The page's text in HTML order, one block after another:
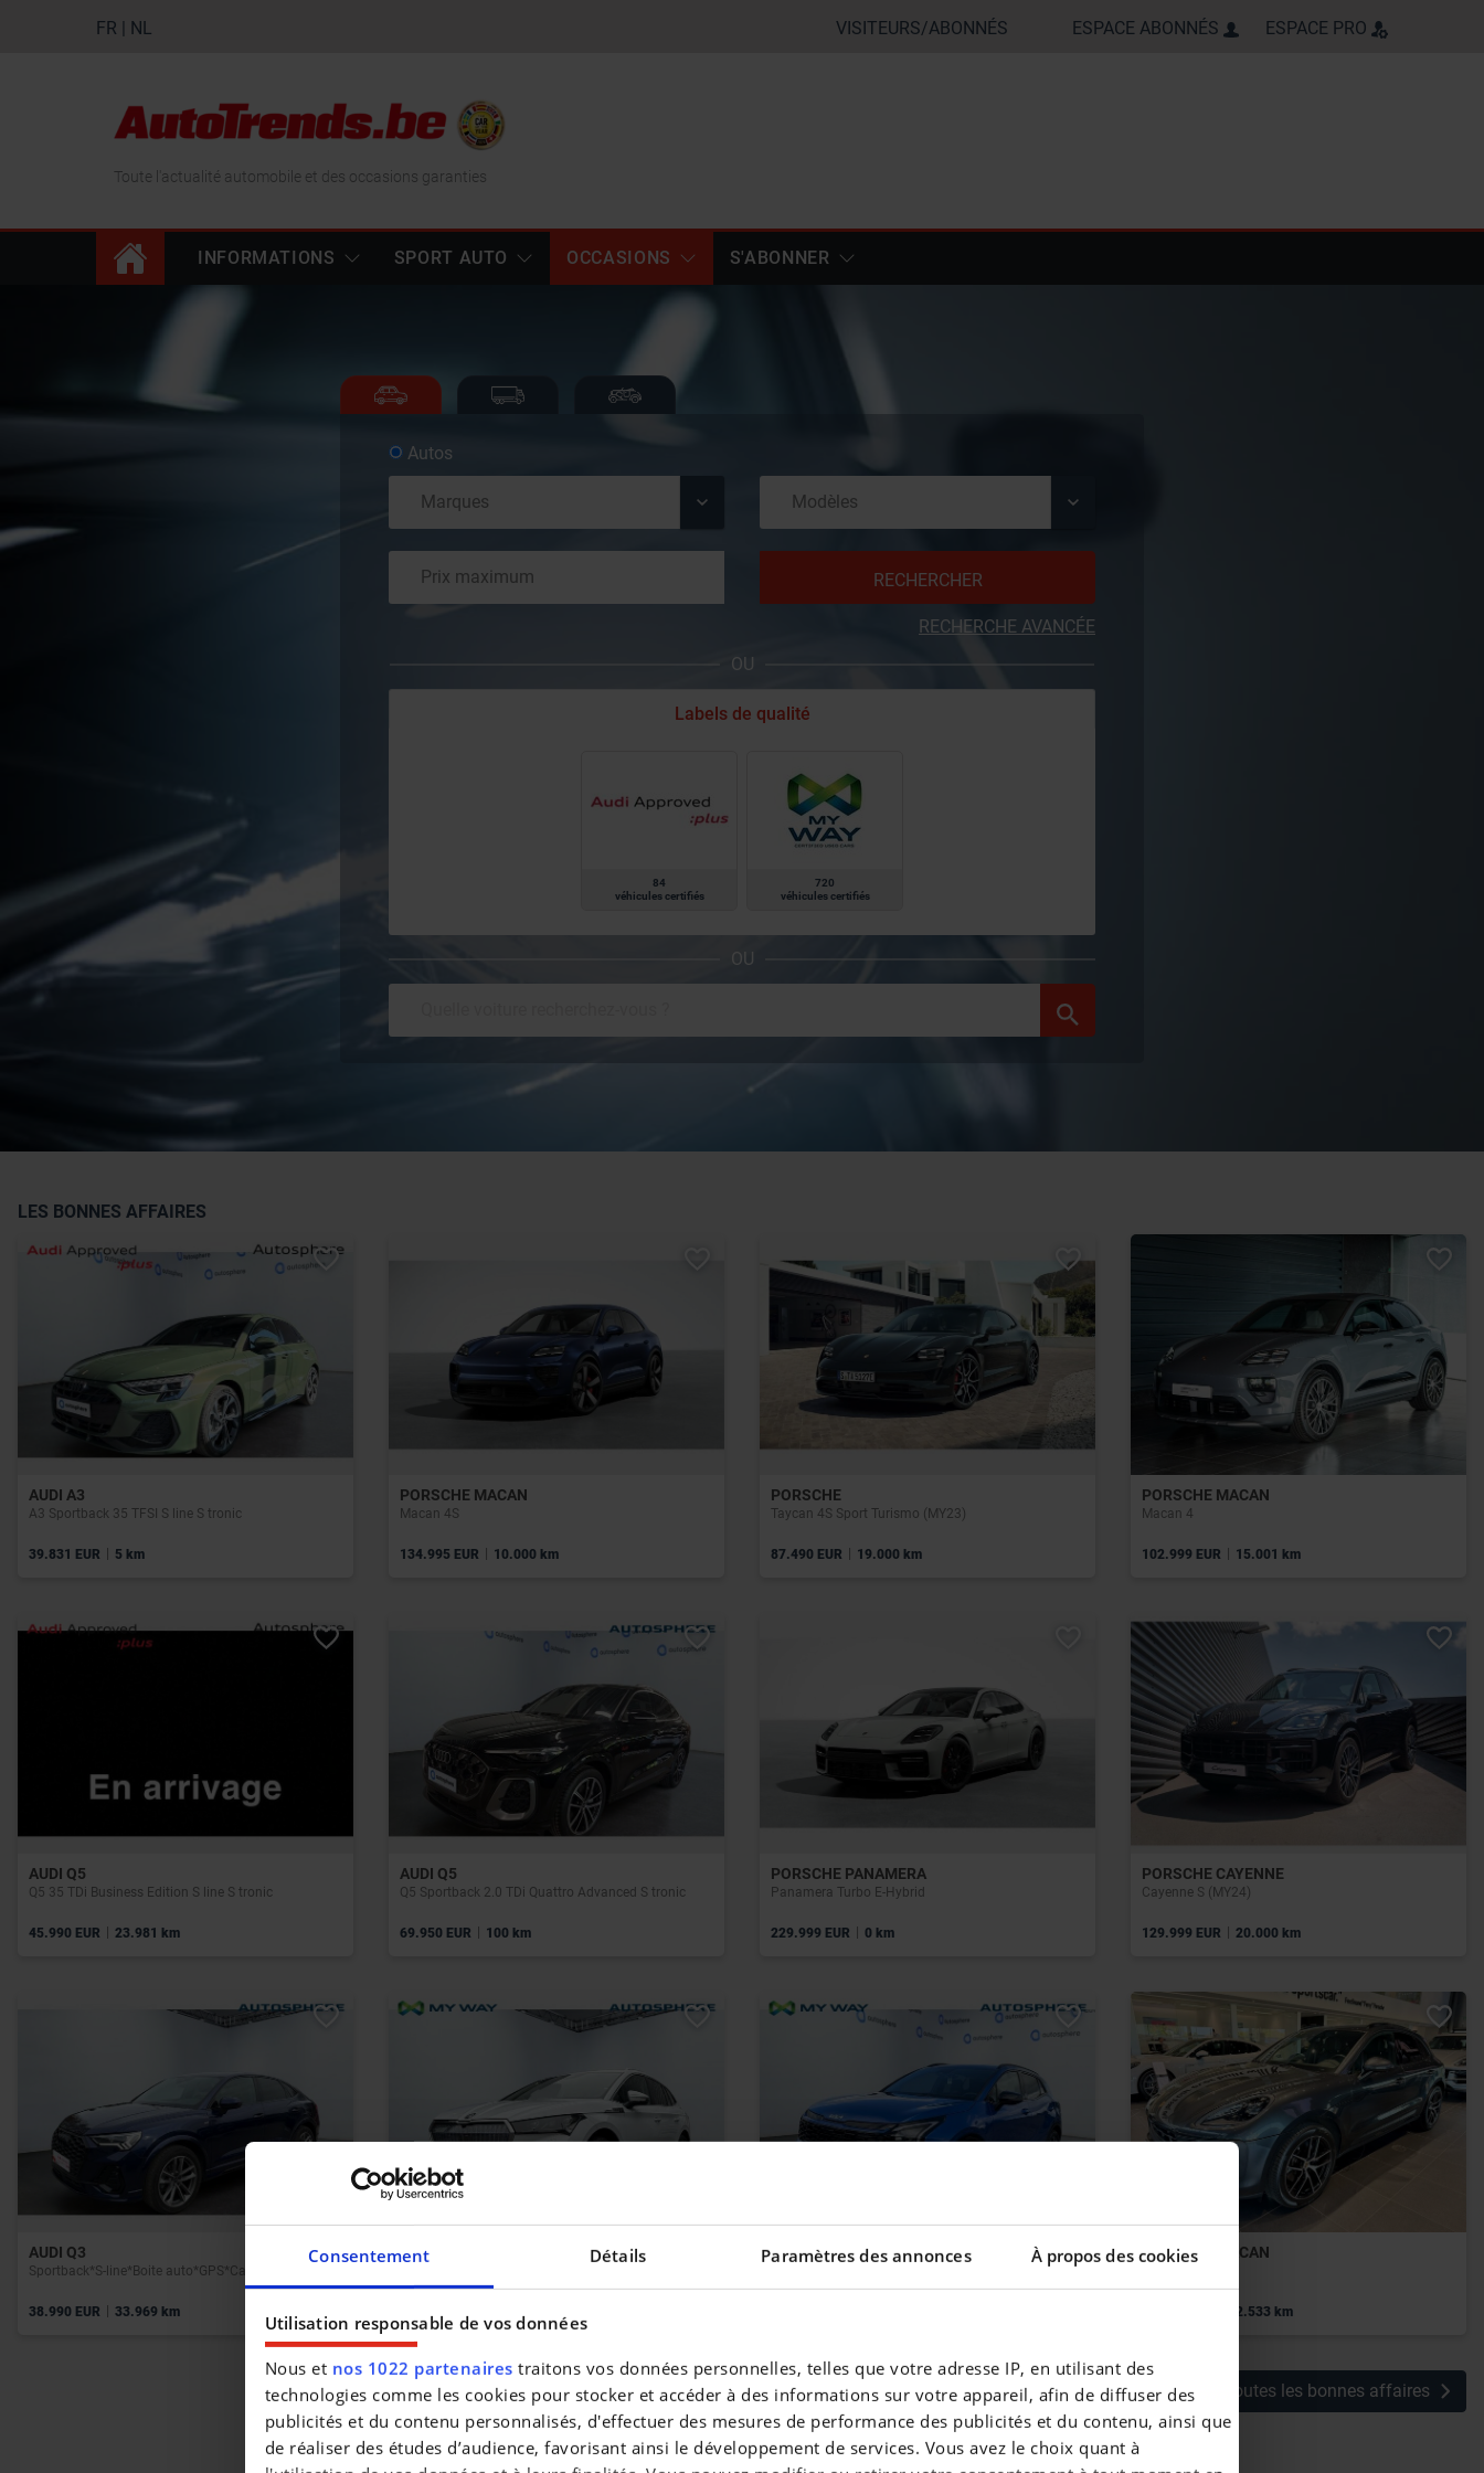
Consentement Détails Paramètres des annonces À propos des cookies
Utilisation responsable de vos données
Nous et nos 1022 partenaires traitons vos données personnelles, telles que votre adresse IP, en utilisant des
technologies comme les cookies pour stocker et accéder à des informations sur votre appareil, afin de diffuser des
publicités et du contenu personnalisés, d'effectuer des mesures de performance des publicités et du contenu, ainsi que
de réaliser des études d’audience, favorisant ainsi le développement de services. Vous avez le choix quant à
FR | NL VISITEURS/ABONNÉS ESPACE ABONNÉS ESPACE PRO
Toute l'actualité automobile et des occasions garanties
INFORMATIONS SPORT AUTO OCCASIONS S'ABONNER
Autos
RECHERCHER
RECHERCHE AVANCÉE
OU
Labels de qualité
84
véhicules certifiés
720
véhicules certifiés
OU
LES BONNES AFFAIRES
AUDI A3
A3 Sportback 35 TFSI S line S tronic
39.831 EUR | 5 km
PORSCHE MACAN
Macan 4S
134.995 EUR | 10.000 km
PORSCHE
Taycan 4S Sport Turismo (MY23)
87.490 EUR | 19.000 km
PORSCHE MACAN
Macan 4
102.999 EUR | 15.001 km
AUDI Q5
Q5 35 TDi Business Edition S line S tronic
45.990 EUR | 23.981 km
AUDI Q5
Q5 Sportback 2.0 TDi Quattro Advanced S tronic
69.950 EUR | 100 km
PORSCHE PANAMERA
Panamera Turbo E-Hybrid
229.999 EUR | 0 km
PORSCHE CAYENNE
Cayenne S (MY24)
129.999 EUR | 20.000 km
AUDI Q3
38.990 EUR | 33.969 km
SKODA ENYAQ KIA SPORTAGE
MY2026*GT-Line*Boite auto*GPS*Caméra*Carplay
PORSCHE MACAN
52.533 km
Voir toutes les bonnes affaires